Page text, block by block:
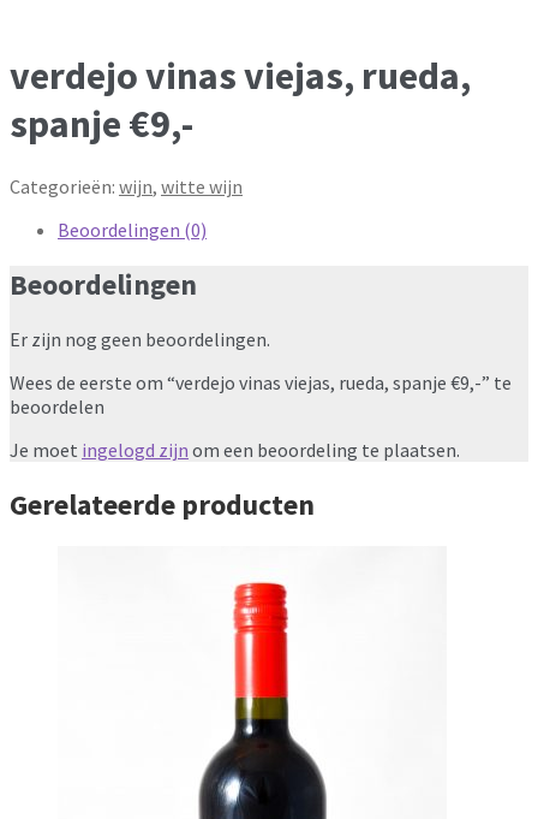
verdejo vinas viejas, rueda,
spanje €9,-
Categorieën: wijn, witte wijn
Beoordelingen (0)
Beoordelingen
Er zijn nog geen beoordelingen.
Wees de eerste om “verdejo vinas viejas, rueda, spanje €9,-” te
beoordelen
Je moet ingelogd zijn om een beoordeling te plaatsen.
Gerelateerde producten